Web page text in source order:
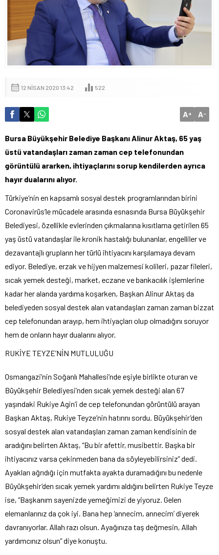
12 NISAN 2020 13:42 522
A+ A-
Bursa Büyükşehir Belediye Başkanı Alinur Aktaş, 65 yaş
üstü vatandaşları zaman zaman cep telefonundan
görüntülü ararken, ihtiyaçlarını sorup kendilerden ayrıca
hayır dualarını alıyor.
Türkiye’nin en kapsamlı sosyal destek programlarından birini
Coronavirüs’le mücadele arasında esnasında Bursa Büyükşehir
Belediyesi, özellikle evlerinden çıkmalarına kısıtlama getirilen 65
yaş üstü vatandaşlar ile kronik hastalığı bulunanlar, engelliler ve
dezavantajlı grupların her türlü ihtiyacını karşılamaya devam
ediyor. Belediye, erzak ve hijyen malzemesi kolileri, pazar fileleri,
sıcak yemek desteği, market, eczane ve bankacılık işlemlerine
kadar her alanda yardıma koşarken, Başkan Alinur Aktaş da
belediyeden sosyal destek alan vatandaşları zaman zaman bizzat
cep telefonundan arayıp, hem ihtiyaçları olup olmadığını soruyor
hem de onların hayır dualarını alıyor.
RUKİYE TEYZE’NİN MUTLULUĞU
Osmangazi’nin Soğanlı Mahallesi’nde eşiyle birlikte oturan ve
Büyükşehir Belediyesi’nden sıcak yemek desteği alan 67
yaşındaki Rukiye Agin’i de cep telefonundan görüntülü arayan
Başkan Aktaş, Rukiye Teyze’nin hatırını sordu. Büyükşehir’den
sosyal destek alan vatandaşları zaman zaman kendisinin de
aradığını belirten Aktaş, “Bu bir afettir, musibettir. Başka bir
ihtiyacınız varsa çekinmeden bana da söyleyebilirsiniz” dedi.
Ayakları ağrıdığı için mutfakta ayakta duramadığını bu nedenle
Büyükşehir’den sıcak yemek yardımı aldığını belirten Rukiye Teyze
ise, “Başkanım sayenizde yemeğimizi de yiyoruz. Gelen
elemanlarınız da çok iyi. Bana hep ‘annecim, annecim’ diyerek
davranıyorlar. Allah razı olsun. Ayağınıza taş değmesin, Allah
yardımcınız olsun” diye konuştu.